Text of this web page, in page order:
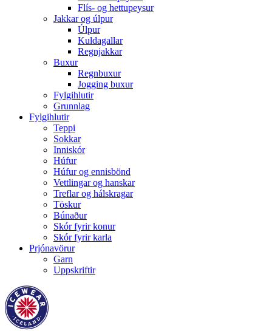
Flís- og hettupeysur
Jakkar og úlpur
Úlpur
Kuldagallar
Regnjakkar
Buxur
Regnbuxur
Jogging buxur
Fylgihlutir
Grunnlag
Fylgihlutir
Teppi
Sokkar
Inniskór
Húfur
Húfur og ennisbönd
Vettlingar og hanskar
Treflar og hálskragar
Töskur
Búnaður
Skór fyrir konur
Skór fyrir karla
Prjónavörur
Garn
Uppskriftir